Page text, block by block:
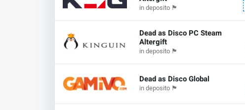
in deposito 🏴
Dead as Disco PC Steam
Altergift
in deposito 🏴
Dead as Disco Global
in deposito 🏴